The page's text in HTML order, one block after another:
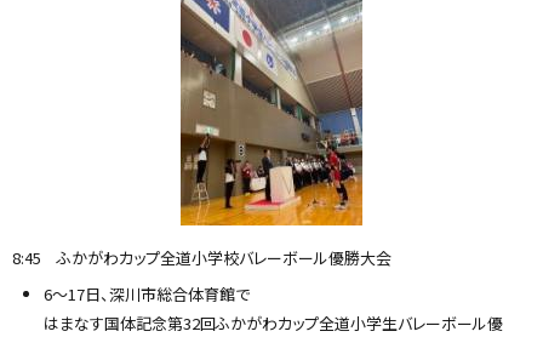
8:45 ふかがわカップ全道小学校バレーボール優勝大会
6〜17日、深川市総合体育館で
はまなす国体記念第32回ふかがわカップ全道小学生バレーボール優